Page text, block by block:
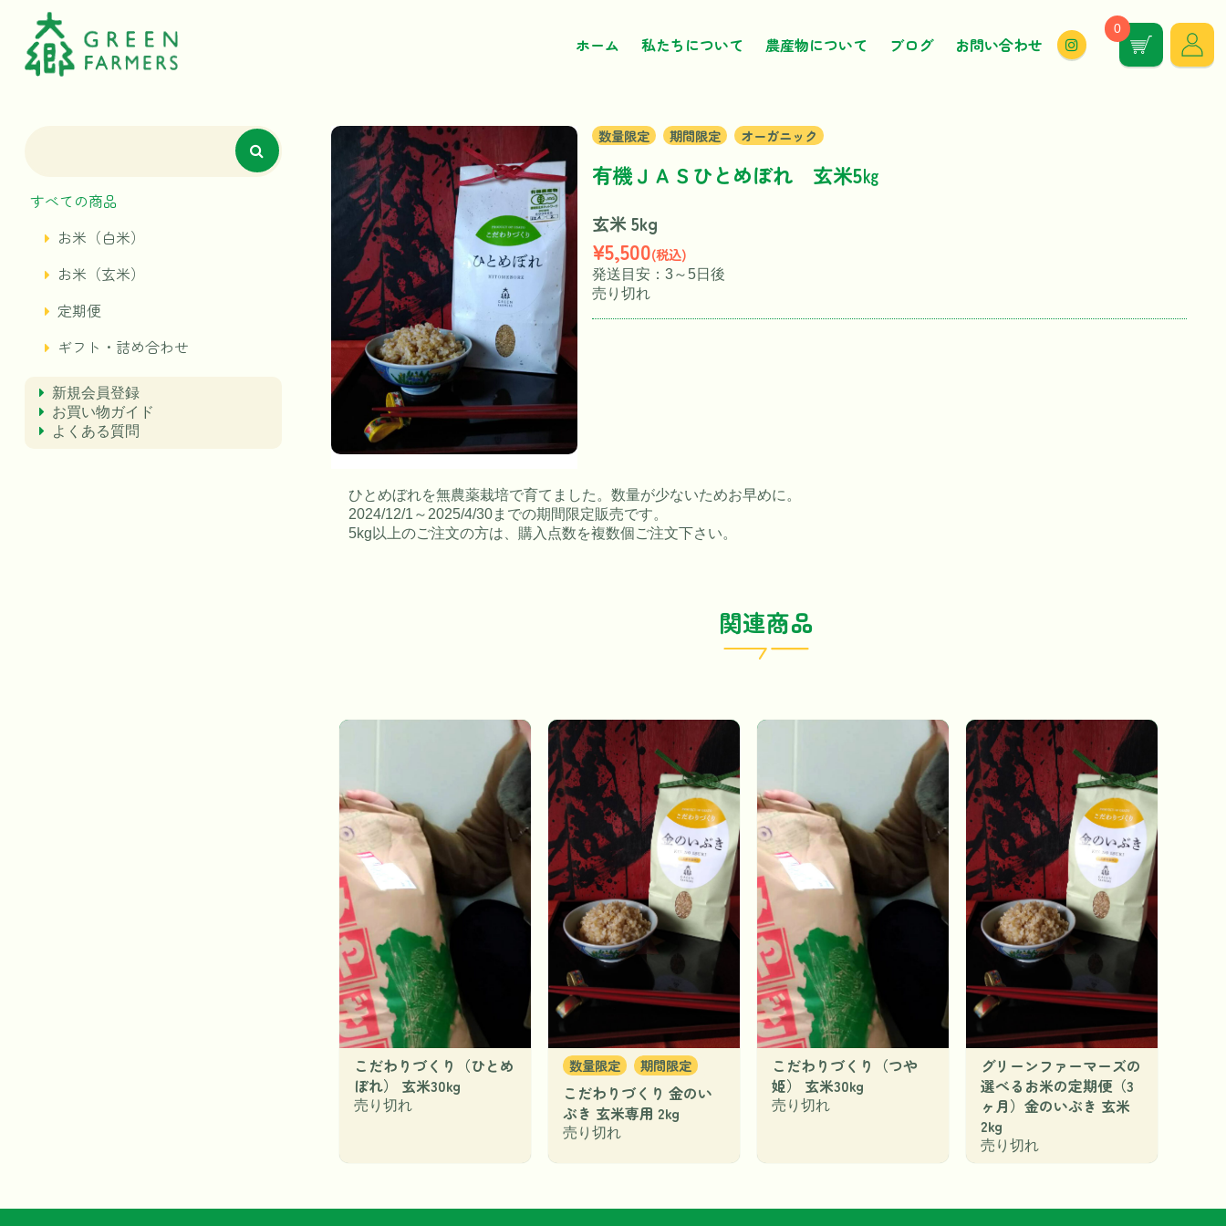
ホーム 私たちについて 農産物について ブログ お問い合わせ
カ
ト
0
すべての商品
お米（白米）
お米（玄米）
定期便
ギフト・詰め合わせ
新規会員登録
お買い物ガイド
よくある質問
数量限定 期間限定 オーガニック
有機ＪＡＳひとめぼれ 玄米5㎏
玄米 5kg
¥5,500(税込)
発送目安：3～5日後
売り切れ
ひとめぼれを無農薬栽培で育てました。数量が少ないためお早めに。
2024/12/1～2025/4/30までの期間限定販売です。
5kg以上のご注文の方は、購入点数を複数個ご注文下さい。
関連商品
こだわりづくり（ひとめ
ぼれ） 玄米30kg
売り切れ
数量限定 期間限定
こだわりづくり 金のい
ぶき 玄米専用 2kg
売り切れ
こだわりづくり（つや
姫） 玄米30kg
売り切れ
グリーンファーマーズの
選べるお米の定期便（3
ヶ月）金のいぶき 玄米
2kg
売り切れ